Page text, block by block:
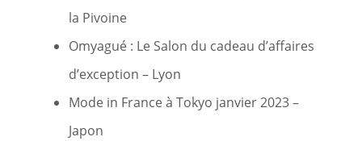
la Pivoine
Omyagué : Le Salon du cadeau d’affaires
d’exception – Lyon
Mode in France à Tokyo janvier 2023 –
Japon